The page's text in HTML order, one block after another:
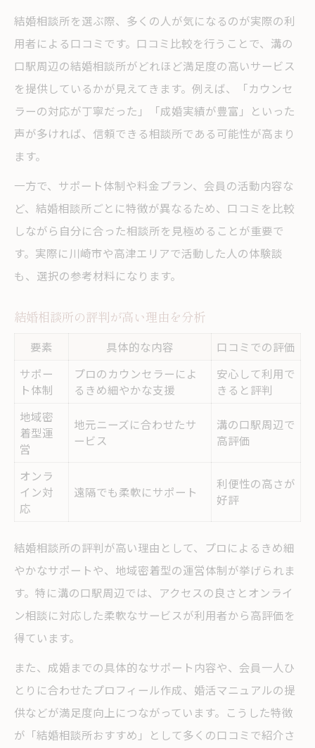
結婚相談所を選ぶ際、多くの人が気になるのが実際の利
用者による口コミです。口コミ比較を行うことで、溝の
口駅周辺の結婚相談所がどれほど満足度の高いサービス
を提供しているかが見えてきます。例えば、「カウンセ
ラーの対応が丁寧だった」「成婚実績が豊富」といった
声が多ければ、信頼できる相談所である可能性が高まり
ます。
一方で、サポート体制や料金プラン、会員の活動内容な
ど、結婚相談所ごとに特徴が異なるため、口コミを比較
しながら自分に合った相談所を見極めることが重要で
す。実際に川崎市や高津エリアで活動した人の体験談
も、選択の参考材料になります。
結婚相談所の評判が高い理由を分析
要素 具体的な内容
口コミでの評価
サポー
ト体制
プロのカウンセラーによ
るきめ細やかな支援
安心して利用で
きると評判
地域密
着型運
営
地元ニーズに合わせたサ
ービス
溝の口駅周辺で
高評価
オンラ
イン対
応
遠隔でも柔軟にサポート
利便性の高さが
好評
結婚相談所の評判が高い理由として、プロによるきめ細
やかなサポートや、地域密着型の運営体制が挙げられま
す。特に溝の口駅周辺では、アクセスの良さとオンライ
ン相談に対応した柔軟なサービスが利用者から高評価を
得ています。
また、成婚までの具体的なサポート内容や、会員一人ひ
とりに合わせたプロフィール作成、婚活マニュアルの提
供などが満足度向上につながっています。こうした特徴
が「結婚相談所おすすめ」として多くの口コミで紹介さ